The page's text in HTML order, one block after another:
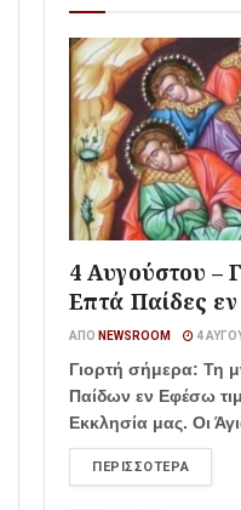
4 Αυγούστου –
Επτά Παίδες
ΑΠΌ NEWSROOM 4
Γιορτή σήμερα: Τη
Παίδων εν Εφέσω
Εκκλησία μας. Οι
ΠΕΡΙΣΣΌΤΕΡΑ